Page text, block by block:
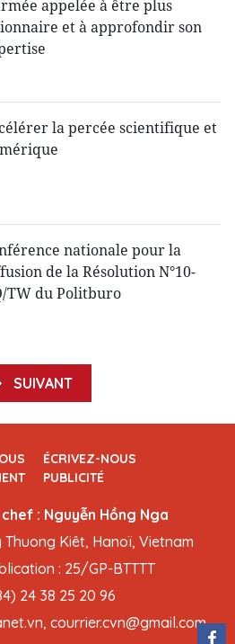
appelée à être plus
et à approfondir son
la percée scientifique et
nationale pour la
de la Résolution N°10-
TW du Politburo
SUIVANT
ÉCRIVEZ-NOUS
PUBLICITÉ
: Nguyễn Hồng Nga
Thuong Kiêt, Hanoï, Vietnam
: 25/GP-BTTTT
24 38 25 20 96
courrier.cvn@gmail.com